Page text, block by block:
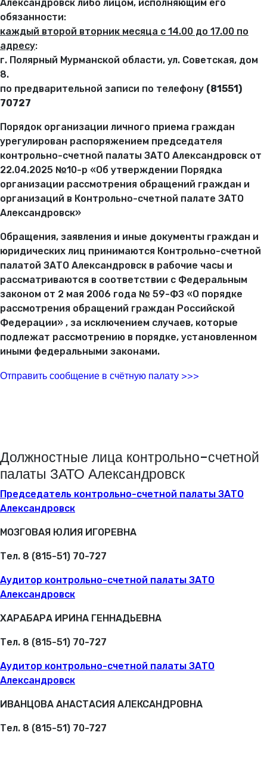
Александровск либо лицом, исполняющим его
обязанности:
каждый второй вторник месяца с 14.00 до 17.00 по
адресу:
г. Полярный Мурманской области, ул. Советская, дом
8.
по предварительной записи по телефону (81551)
70727
Порядок организации личного приема граждан
урегулирован распоряжением председателя
контрольно-счетной палаты ЗАТО Александровск от
22.04.2025 №10-р «Об утверждении Порядка
организации рассмотрения обращений граждан и
организаций в Контрольно-счетной палате ЗАТО
Александровск»
Обращения, заявления и иные документы граждан и
юридических лиц принимаются Контрольно-счетной
палатой ЗАТО Александровск в рабочие часы и
рассматриваются в соответствии с Федеральным
законом от 2 мая 2006 года № 59-ФЗ «О порядке
рассмотрения обращений граждан Российской
Федерации» , за исключением случаев, которые
подлежат рассмотрению в порядке, установленном
иными федеральными законами.
Отправить сообщение в счётную палату >>>
Должностные лица контрольно-счетной
палаты ЗАТО Александровск
Председатель контрольно-счетной палаты ЗАТО
Александровск
МОЗГОВАЯ ЮЛИЯ ИГОРЕВНА
Тел. 8 (815-51) 70-727
Аудитор контрольно-счетной палаты ЗАТО
Александровск
ХАРАБАРА ИРИНА ГЕННАДЬЕВНА
Тел. 8 (815-51) 70-727
Аудитор контрольно-счетной палаты ЗАТО
Александровск
ИВАНЦОВА АНАСТАСИЯ АЛЕКСАНДРОВНА
Тел. 8 (815-51) 70-727